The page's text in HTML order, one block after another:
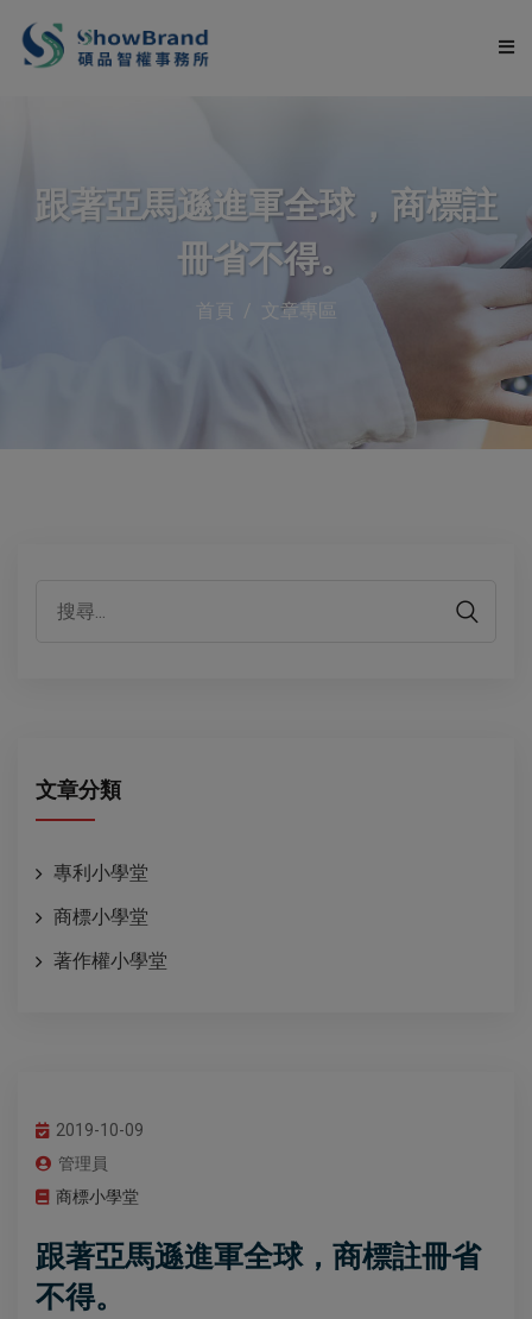
服務項目
跟著亞馬遜進軍全球，商標註
冊省不得。
首頁 文章專區
2019-10-09
管理員
商標小學堂
跟著亞馬遜進軍全球，商標註冊省
不得。
文章分類
專利小學堂
商標小學堂
著作權小學堂